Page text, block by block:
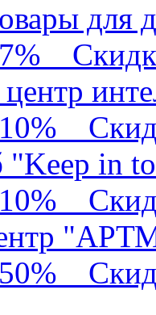
для
"Keep in